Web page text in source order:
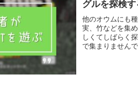
グルを探検す
他のオウムにも
実、竹などを集
しくてしばらく
で集まりません